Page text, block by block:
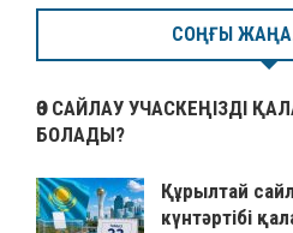
СОҢҒЫ
ӨЗ САЙЛАУ УЧАСКЕҢІЗДІ
БОЛАДЫ?
Құрылтай
күнтәртібі